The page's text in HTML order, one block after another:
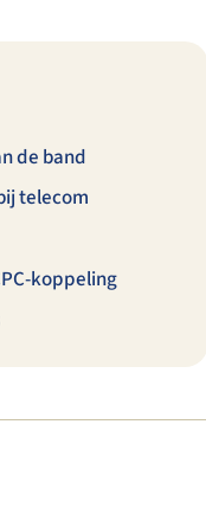
de band
telecom
koppeling